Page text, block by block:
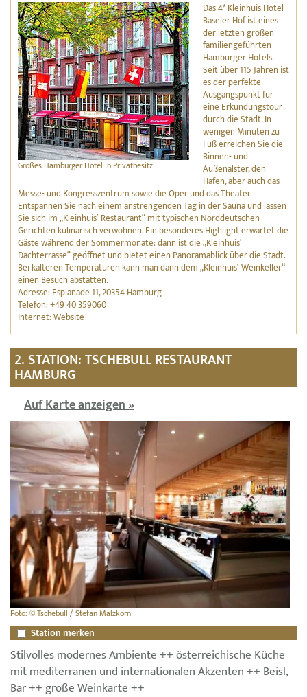
Großes Hamburger Hotel in Privatbesitz
Das 4* Kleinhuis Hotel
Baseler Hof ist eines
der letzten großen
familiengeführten
Hamburger Hotels.
Seit über 115 Jahren ist
es der perfekte
Ausgangspunkt für
eine Erkundungstour
durch die Stadt. In
wenigen Minuten zu
Fuß erreichen Sie die
Binnen- und
Außenalster, den
Hafen, aber auch das
Messe- und Kongresszentrum sowie die Oper und das Theater.
Entspannen Sie nach einem anstrengenden Tag in der Sauna und lassen
Sie sich im „Kleinhuis´ Restaurant“ mit typischen Norddeutschen
Gerichten kulinarisch verwöhnen. Ein besonderes Highlight erwartet die
Gäste während der Sommermonate: dann ist die „Kleinhuis‘
Dachterrasse“ geöffnet und bietet einen Panoramablick über die Stadt.
Bei kälteren Temperaturen kann man dann dem „Kleinhuis‘ Weinkeller“
einen Besuch abstatten.
Adresse: Esplanade 11, 20354 Hamburg
Telefon: +49 40 359060
Internet:Website
2. STATION: TSCHEBULL RESTAURANT
HAMBURG
Auf Karte anzeigen »
Foto: © Tschebull / Stefan Malzkorn
Station merken
Stilvolles modernes Ambiente ++ österreichische Küche
mit mediterranen und internationalen Akzenten ++ Beisl,
Bar ++ große Weinkarte ++